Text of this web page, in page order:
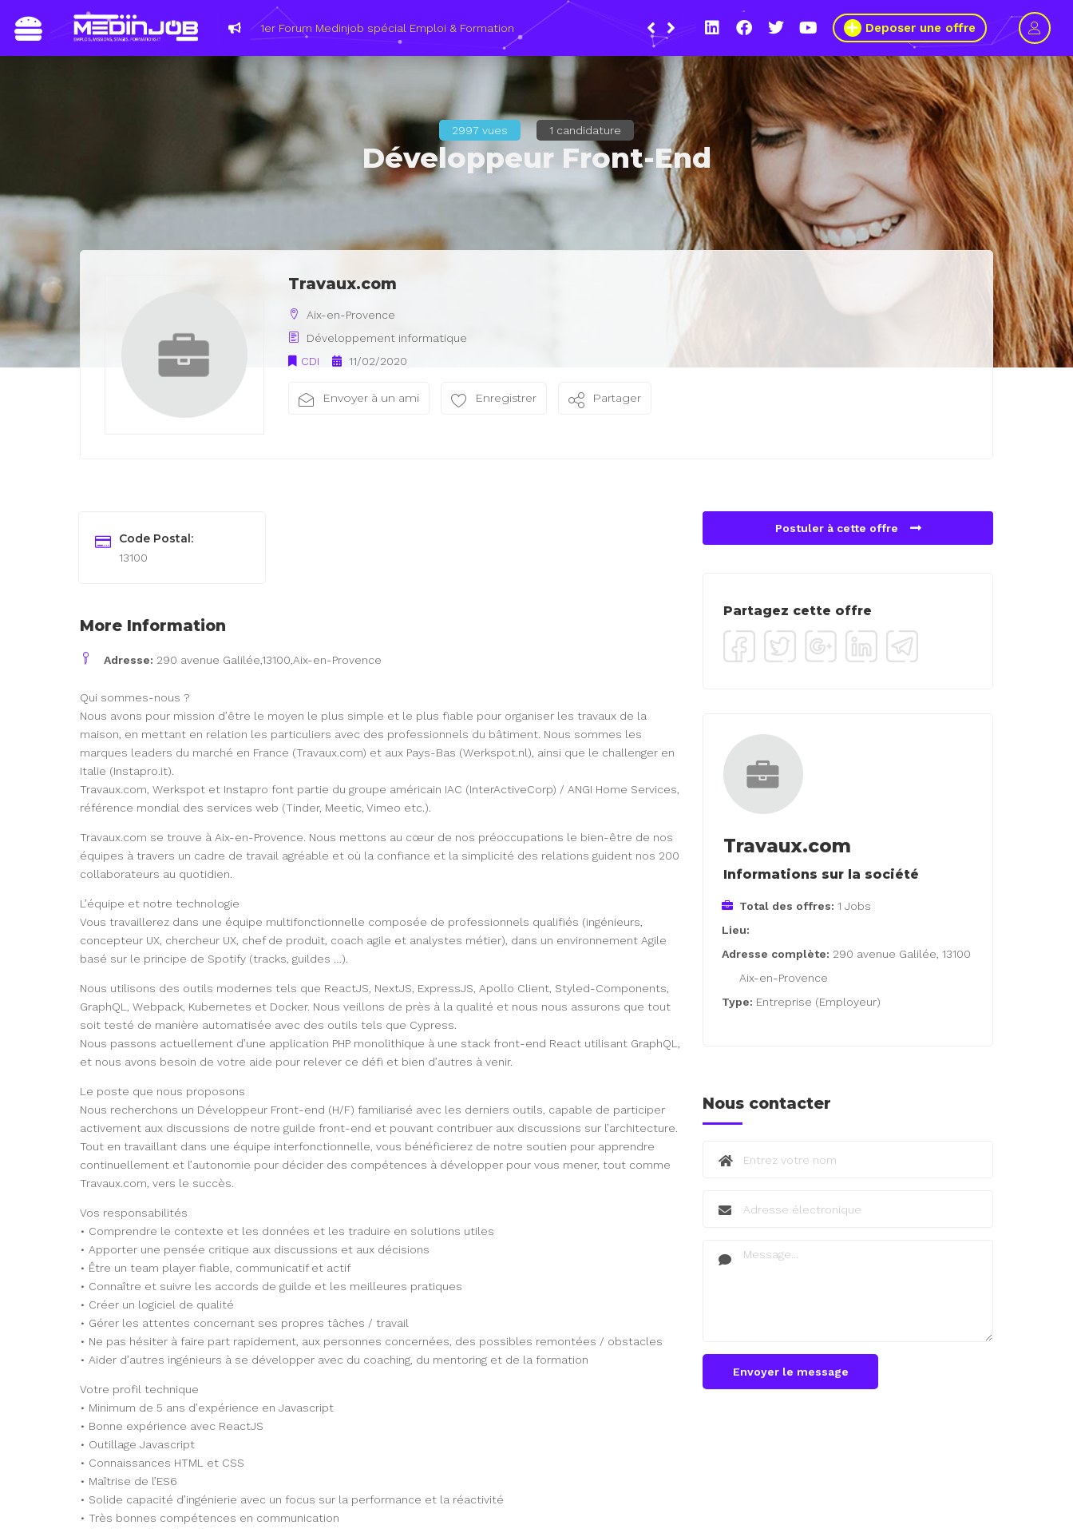
Du 8 au 11 mars 2021, le Wagon Marseille s’engage pour plus de mixité dans
les métiers du numérique
Deposer une offre
2997 vues 1 candidature
Développeur Front-End
Travaux.com
Aix-en-Provence
Développement informatique
CDI
11/02/2020
Envoyer à un ami Enregistrer Partager
Code Postal:
13100
More Information
Adresse: 290 avenue Galilée,13100,Aix-en-Provence
Qui sommes-nous ?
Nous avons pour mission d’être le moyen le plus simple et le plus fiable pour organiser les travaux de la
maison, en mettant en relation les particuliers avec des professionnels du bâtiment. Nous sommes les
marques leaders du marché en France (Travaux.com) et aux Pays-Bas (Werkspot.nl), ainsi que le challenger en
Italie (Instapro.it).
Travaux.com, Werkspot et Instapro font partie du groupe américain IAC (InterActiveCorp) / ANGI Home Services,
référence mondial des services web (Tinder, Meetic, Vimeo etc.).
Travaux.com se trouve à Aix-en-Provence. Nous mettons au cœur de nos préoccupations le bien-être de nos
équipes à travers un cadre de travail agréable et où la confiance et la simplicité des relations guident nos 200
collaborateurs au quotidien.
L’équipe et notre technologie
Vous travaillerez dans une équipe multifonctionnelle composée de professionnels qualifiés (ingénieurs,
concepteur UX, chercheur UX, chef de produit, coach agile et analystes métier), dans un environnement Agile
basé sur le principe de Spotify (tracks, guildes …).
Nous utilisons des outils modernes tels que ReactJS, NextJS, ExpressJS, Apollo Client, Styled-Components,
GraphQL, Webpack, Kubernetes et Docker. Nous veillons de près à la qualité et nous nous assurons que tout
soit testé de manière automatisée avec des outils tels que Cypress.
Nous passons actuellement d’une application PHP monolithique à une stack front-end React utilisant GraphQL,
et nous avons besoin de votre aide pour relever ce défi et bien d’autres à venir.
Le poste que nous proposons
Nous recherchons un Développeur Front-end (H/F) familiarisé avec les derniers outils, capable de participer
activement aux discussions de notre guilde front-end et pouvant contribuer aux discussions sur l’architecture.
Tout en travaillant dans une équipe interfonctionnelle, vous bénéficierez de notre soutien pour apprendre
continuellement et l’autonomie pour décider des compétences à développer pour vous mener, tout comme
Travaux.com, vers le succès.
Vos responsabilités
• Comprendre le contexte et les données et les traduire en solutions utiles
• Apporter une pensée critique aux discussions et aux décisions
• Être un team player fiable, communicatif et actif
• Connaître et suivre les accords de guilde et les meilleures pratiques
• Créer un logiciel de qualité
• Gérer les attentes concernant ses propres tâches / travail
• Ne pas hésiter à faire part rapidement, aux personnes concernées, des possibles remontées / obstacles
• Aider d’autres ingénieurs à se développer avec du coaching, du mentoring et de la formation
Votre profil technique
• Minimum de 5 ans d’expérience en Javascript
• Bonne expérience avec ReactJS
• Outillage Javascript
• Connaissances HTML et CSS
• Maîtrise de l’ES6
• Solide capacité d’ingénierie avec un focus sur la performance et la réactivité
• Très bonnes compétences en communication
Postuler à cette offre
Partagez cette offre
Travaux.com
Informations sur la société
Total des offres: 1 Jobs
Lieu:
Adresse complète: 290 avenue Galilée, 13100
Aix-en-Provence
Type: Entreprise (Employeur)
Nous contacter
Envoyer le message